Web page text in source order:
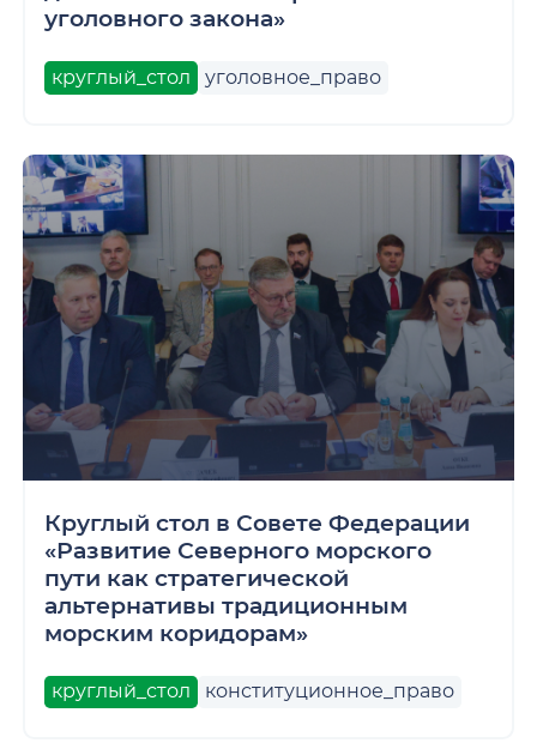
уголовного закона»
круглый_стол уголовное_право
Круглый стол в Совете Федерации
«Развитие Северного морского
пути как стратегической
альтернативы традиционным
морским коридорам»
круглый_стол конституционное_право